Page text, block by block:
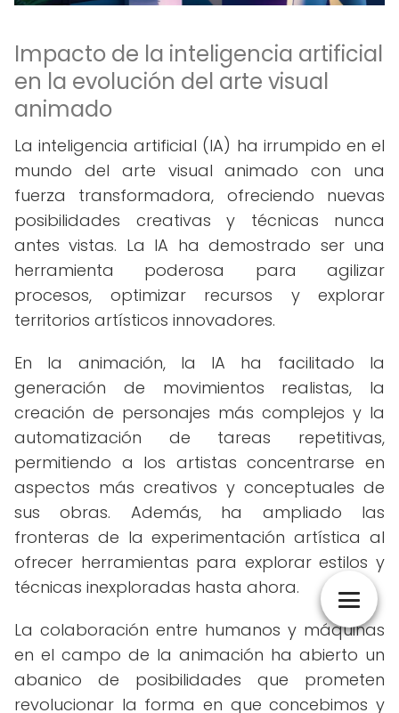
Impacto de la inteligencia artificial
en la evolución del arte visual
animado
La inteligencia artificial (IA) ha irrumpido en el
mundo del arte visual animado con una
fuerza transformadora, ofreciendo nuevas
posibilidades creativas y técnicas nunca
antes vistas. La IA ha demostrado ser una
herramienta poderosa para agilizar
procesos, optimizar recursos y explorar
territorios artísticos innovadores.
En la animación, la IA ha facilitado la
generación de movimientos realistas, la
creación de personajes más complejos y la
automatización de tareas repetitivas,
permitiendo a los artistas concentrarse en
aspectos más creativos y conceptuales de
sus obras. Además, ha ampliado las
fronteras de la experimentación artística al
ofrecer herramientas para explorar estilos y
técnicas inexploradas hasta ahora.
La colaboración entre humanos y máquinas
en el campo de la animación ha abierto un
abanico de posibilidades que prometen
revolucionar la forma en que concebimos y